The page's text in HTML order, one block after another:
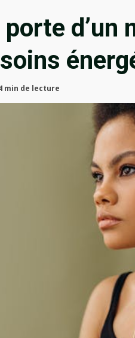
d’un
min de lecture